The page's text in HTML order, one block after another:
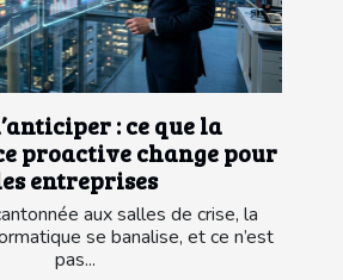
: ce que la
proactive change pour
entreprises
aux salles de crise, la
se banalise, et ce n’est
pas...